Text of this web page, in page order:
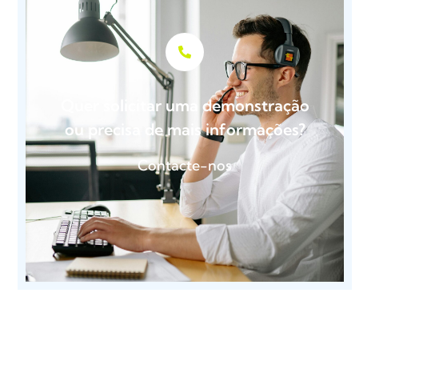
Quer solicitar uma demonstração
ou precisa de mais informações?
Contacte-nos